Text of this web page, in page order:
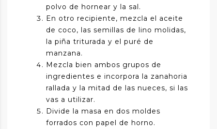
polvo de hornear y la sal.
En otro recipiente, mezcla el aceite
de coco, las semillas de lino molidas,
la piña triturada y el puré de
manzana.
Mezcla bien ambos grupos de
ingredientes e incorpora la zanahoria
rallada y la mitad de las nueces, si las
vas a utilizar.
Divide la masa en dos moldes
forrados con papel de horno.